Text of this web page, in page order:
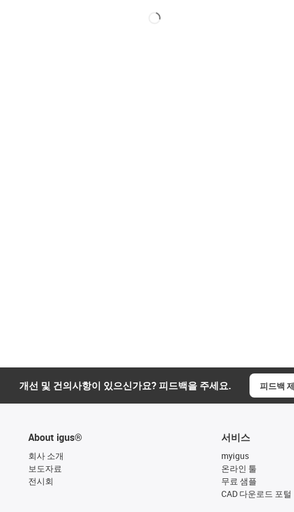
개선 및 건의사항이 있으신가요? 피드백을 주세요. 피드백
About igus®
회사 소개
보도자료
전시회
서비스
myigus
온라인 툴
무료 샘플
CAD 다운로드 포털